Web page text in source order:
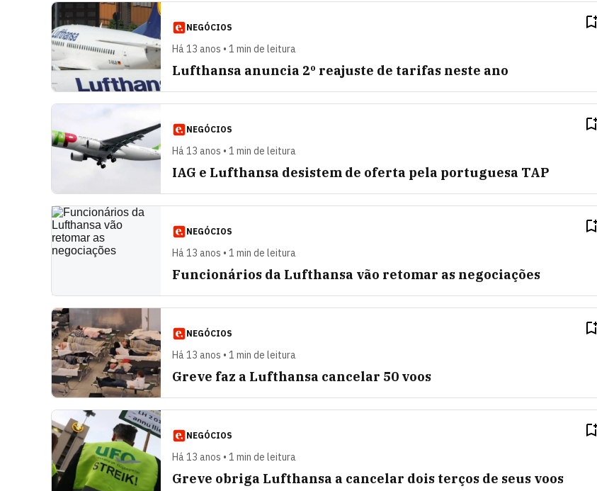
NEGÓCIOS
Há 13 anos • 1 min de leitura
Lufthansa anuncia 2º reajuste de tarifas neste ano
NEGÓCIOS
Há 13 anos • 1 min de leitura
IAG e Lufthansa desistem de oferta pela portuguesa TAP
NEGÓCIOS
Há 13 anos • 1 min de leitura
Funcionários da Lufthansa vão retomar as negociações
NEGÓCIOS
Há 13 anos • 1 min de leitura
Greve faz a Lufthansa cancelar 50 voos
NEGÓCIOS
Há 13 anos • 1 min de leitura
Greve obriga Lufthansa a cancelar dois terços de seus voos